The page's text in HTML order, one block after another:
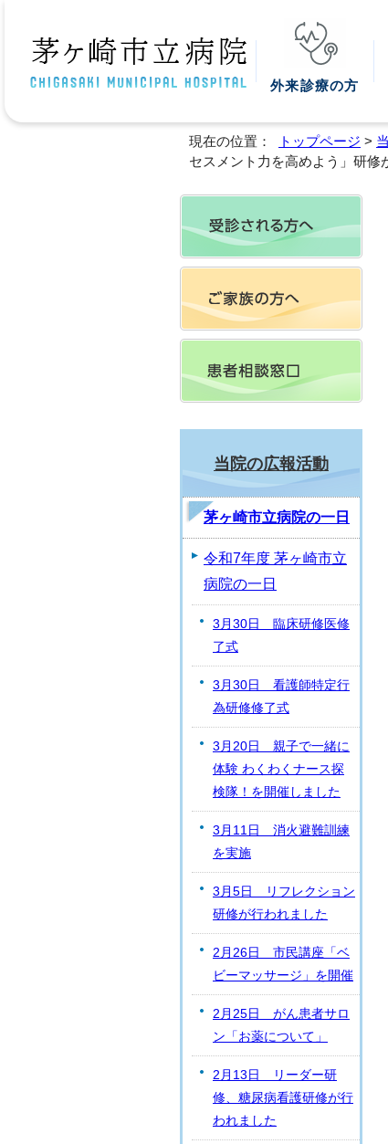
外来診療の方
現在の位置： トップページ >
セスメント力を高めよう」研修
当院の広報活動
茅ヶ崎市立病院の一日
令和7年度 茅ヶ崎市立
病院の一日
3月30日 臨床研修医修
了式
3月30日 看護師特定行
為研修修了式
3月20日 親子で一緒に
体験 わくわくナース探
検隊！を開催しました
3月11日 消火避難訓練
を実施
3月5日 リフレクション
研修が行われました
2月26日 市民講座「ベ
ビーマッサージ」を開催
2月25日 がん患者サロ
ン「お薬について」
2月13日 リーダー研
修、糖尿病看護研修が行
われました